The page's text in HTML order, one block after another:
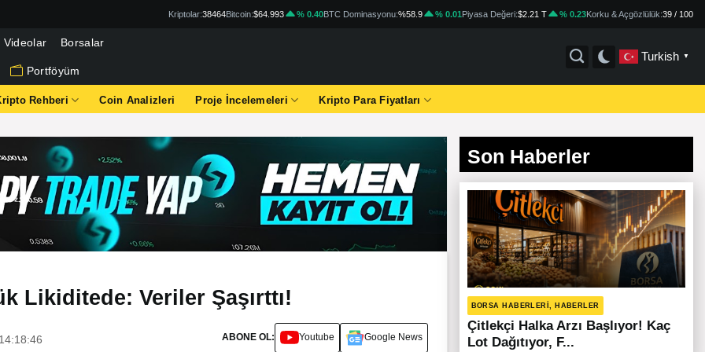
Kriptolar:38464Bitcoin:$64.993 % 0.40BTC Dominasyonu:%58.9 % 0.01Piyasa Değeri:$2.21 T % 0.23Korku & Açgözlülük:39 / 100
Videolar Borsalar
Portföyüm
Turkish ▼
Rehberi Coin Analizleri Proje İncelemeleri Kripto Para Fiyatları
Likiditede: Veriler Şaşırttı!
ABONE OL: Youtube Google News
Son Haberler
BORSA HABERLERI, HABERLER
Çitlekçi Halka Arzı Başlıyor! Kaç
Lot Dağıtıyor, F...